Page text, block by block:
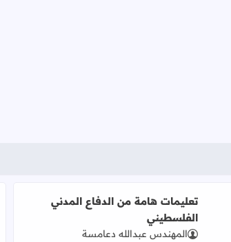
تعليمات هامة من الدفاع المدني
الفلسطيني
المهندس عبدالله دعامسة